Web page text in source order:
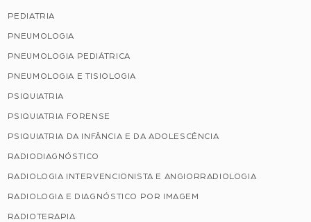
PEDIATRIA
PNEUMOLOGIA
PNEUMOLOGIA PEDIÁTRICA
PNEUMOLOGIA E TISIOLOGIA
PSIQUIATRIA
PSIQUIATRIA FORENSE
PSIQUIATRIA DA INFÂNCIA E DA ADOLESCÊNCIA
RADIODIAGNÓSTICO
RADIOLOGIA INTERVENCIONISTA E ANGIORRADIOLOGIA
RADIOLOGIA E DIAGNÓSTICO POR IMAGEM
RADIOTERAPIA